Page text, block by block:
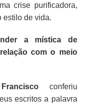
crise purificadora,
estilo de vida.
a mística de
com o meio
conferiu
escritos a palavra